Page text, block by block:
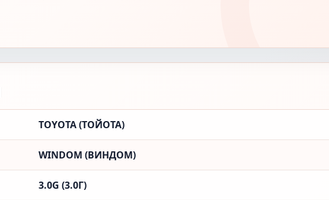
TOYOTA (ТОЙОТА)
WINDOM (ВИНДОМ)
3.0G (3.0Г)